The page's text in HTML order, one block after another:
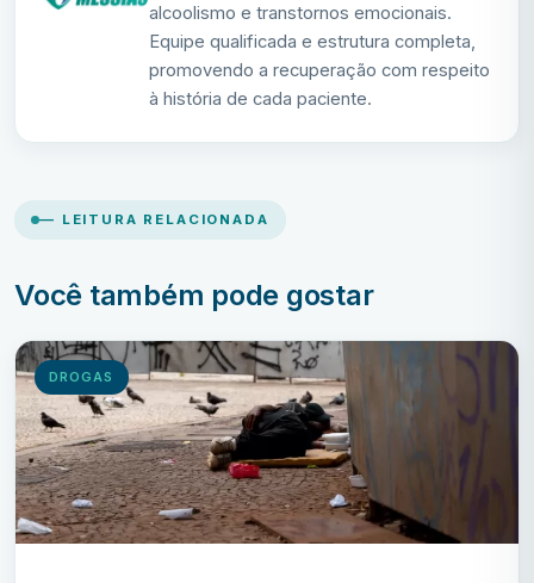
alcoolismo e transtornos emocionais.
Equipe qualificada e estrutura completa,
promovendo a recuperação com respeito
à história de cada paciente.
— LEITURA RELACIONADA
Você também pode gostar
DROGAS